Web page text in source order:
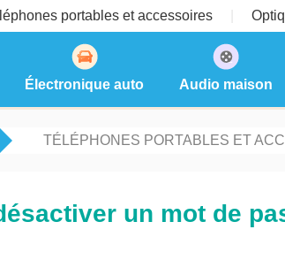
portables et accessoires
Électronique auto Audio maison
TÉLÉPHONES PORTABLES ET
un mot de